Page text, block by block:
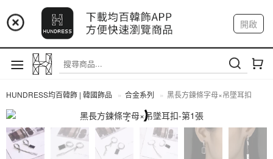
📢 市集預告：9/4-9/6 淡水捷運站
📢 市集預告：9/12-9/13 八里海巡基地
📢 市集預告：8/22-8/23 桃園青埔置地廣場
開啟
註冊 我的帳戶
HUNDRESS均百韓飾 | 韓國飾品 合金系列 黑長方鍊條字母×吊墜耳扣